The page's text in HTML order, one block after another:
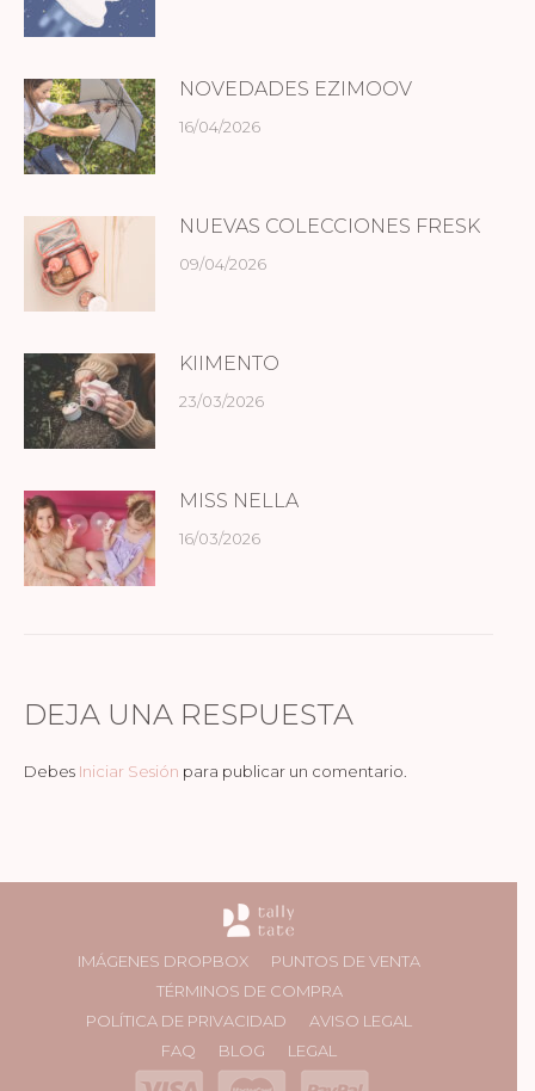
NOVEDADES EZIMOOV
16/04/2026
NUEVAS COLECCIONES FRESK
09/04/2026
KIIMENTO
23/03/2026
MISS NELLA
16/03/2026
DEJA UNA RESPUESTA
Debes Iniciar Sesión para publicar un comentario.
IMÁGENES DROPBOX
PUNTOS DE VENTA
TÉRMINOS DE COMPRA
POLÍTICA DE PRIVACIDAD
AVISO LEGAL
FAQ
BLOG LEGAL